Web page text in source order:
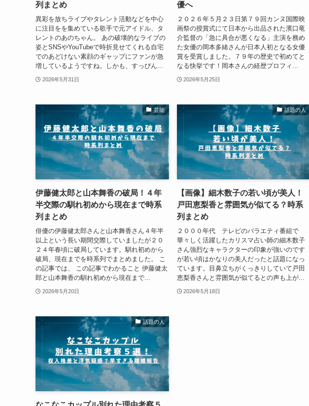
列まとめ
異彩を放ちライブやタレント活動などを中心
に注目をを集めている歌手で元アイドル、タ
レントのあのちゃん。 あの破壊的なライブの
姿とSNSやYouTubeで時折見せてくれる自宅
でのあどけない素顔のギャップにファンが急
増しているようですね。しかも、すっぴん...
2026年5月31日
優へ
２０２６年５月２３日第７９回カンヌ国際映
画祭の授賞式にて日本から出品された濱口竜
介監督の「急に具合が悪くなる」主演を務め
た女優の岡本多緒さんが日本人初となる女優
賞を受賞しました。７９年の歴史で初めてと
なる快挙です！岡本さんの経歴プロフィ...
2026年5月25日
芸能
伊藤健太郎と山本舞香の破局！４年
半交際の馴れ初めから現在まで時系
列まとめ
俳優の伊藤健太郎さんと山本舞香さん４年半
以上という長い期間交際していましたが２０
２４年春頃に破局しています。馴れ初めから
破局、現在までを時系列でまとめました。 こ
の記事では、 この記事でわかること 伊藤健太
郎と山本舞香の馴れ初めから現在まで...
2026年5月20日
話題の人
【画像】細木数子の若い頃が美人！
戸田恵梨香と雰囲気が似てる？時系
列まとめ
２０００年代 テレビのバラエティ番組で
華々しく活躍したカリスマ占い師の細木数子
さん強烈なキャラクターの印象が強いのです
が若い頃はかなりの美人だったと話題になっ
ています。目鼻立ちがくっきりしていて戸田
恵梨香さんと雰囲気が似てるとの声も上が...
2026年5月18日
話題の人